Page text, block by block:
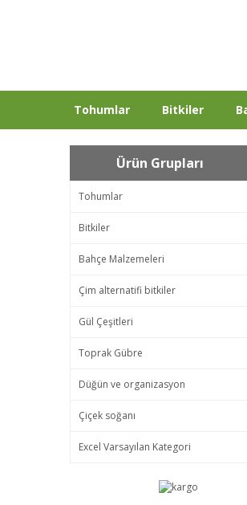
Tohumlar Bitkiler
Ürün Grupları
Tohumlar
Bitkiler
Bahçe Malzemeleri
Çim alternatifi bitkiler
Gül Çeşitleri
Toprak Gübre
Düğün ve organizasyon
Çiçek soğanı
Excel Varsayılan Kategori